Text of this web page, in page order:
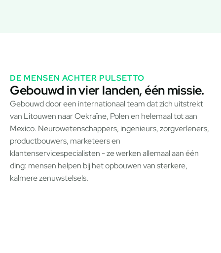
DE MENSEN ACHTER PULSETTO
Gebouwd in vier landen, één missie.
Gebouwd door een internationaal team dat zich uitstrekt
van Litouwen naar Oekraïne, Polen en helemaal tot aan
Mexico. Neurowetenschappers, ingenieurs, zorgverleners,
productbouwers, marketeers en
klantenservicespecialisten - ze werken allemaal aan één
ding: mensen helpen bij het opbouwen van sterkere,
kalmere zenuwstelsels.